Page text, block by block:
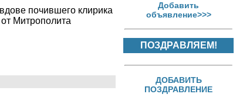
почившего клирика
Митрополита
Добавить
объявление>>>
ПОЗДРАВЛЯЕМ!
ДОБАВИТЬ
ПОЗДРАВЛЕНИЕ